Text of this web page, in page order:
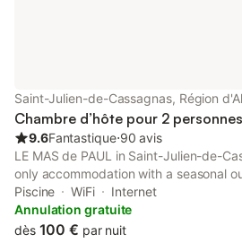
Saint-Julien-de-Cassagnas, Région
Chambre d’hôte pour 2 personnes
9.6Fantastique⋅90 avis
LE MAS de PAUL in Saint-Julien-de-
only accommodation with a seasonal
and a garden. This bed and breakfast
parking, a 24-hour front desk and free
Piscine WiFi
Internet
Annulation gratuite
dès 100 € par nuit